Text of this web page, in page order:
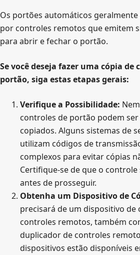
Os portões automáticos geralmente
por controles remotos que emitem
para abrir e fechar o portão.
Se você deseja fazer uma cópia de
portão, siga estas etapas gerais:
Verifique a Possibilidade:
controles de portão podem
copiados. Alguns sistemas de
utilizam códigos de
complexos para evitar cópias
Certifique-se de que o controle
antes de prosseguir.
Obtenha um Dispositivo de
precisará de um dispositivo de
controles remotos, também
duplicador de controles
dispositivos estão disponíveis